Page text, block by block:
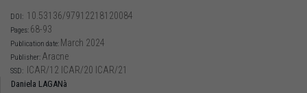
DOI: 10.53136/97912218120084
Pages: 68-93
Publication date: March 2024
Publisher: Aracne
SSD: ICAR/12 ICAR/20 ICAR/21
Daniela LAGANà